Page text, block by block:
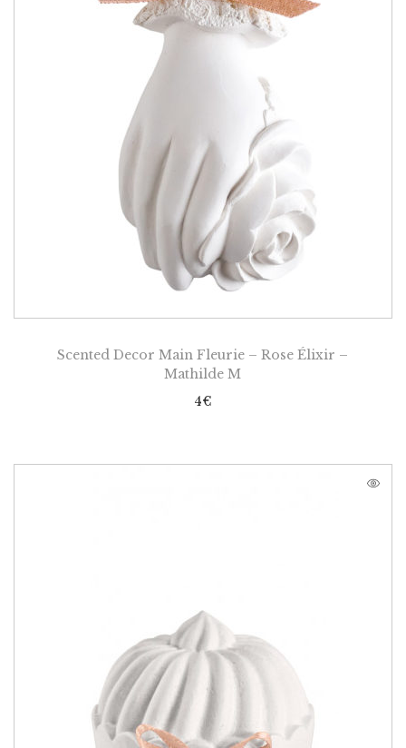
Scented Decor Main Fleurie – Rose Élixir –
Mathilde M
4€